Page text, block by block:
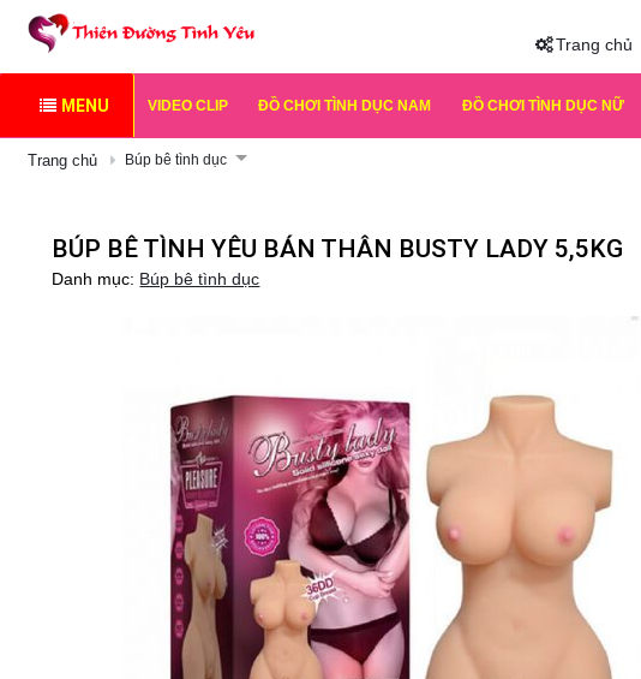
Trang chủ
MENU VIDEO CLIP ĐỒ CHƠI TÌNH DỤC NAM ĐỒ CHƠI TÌNH DỤC NỮ
Trang chủ Búp bê tình dục
BÚP BÊ TÌNH YÊU BÁN THÂN BUSTY LADY 5,5KG
Danh mục: Búp bê tình dục